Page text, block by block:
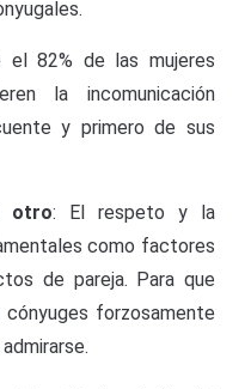
82% de las mujeres
la incomunicación
y primero de sus
otro: El respeto y la
como factores
de pareja. Para que
forzosamente